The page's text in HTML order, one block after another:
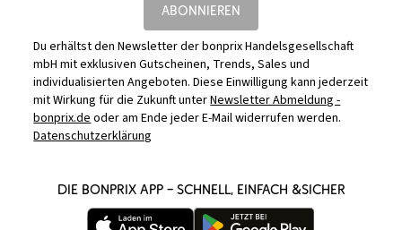
ABONNIEREN
Du erhältst den Newsletter der bonprix Handelsgesellschaft
mbH mit exklusiven Gutscheinen, Trends, Sales und
individualisierten Angeboten. Diese Einwilligung kann jederzeit
mit Wirkung für die Zukunft unterNewsletter Abmeldung -
bonprix.deoder am Ende jeder E-Mail widerrufen werden.
Datenschutzerklärung
DIE BONPRIX APP – SCHNELL, EINFACH &SICHER